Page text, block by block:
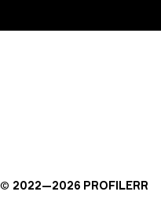
© 2022—2026 PROFILERR